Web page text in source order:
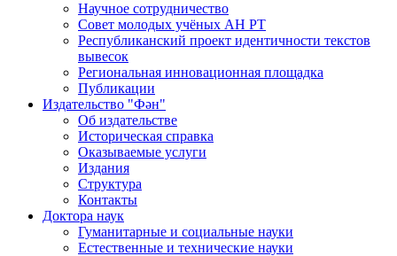
Научное сотрудничество
Совет молодых учёных АН РТ
Республиканский проект идентичности текстов
вывесок
Региональная инновационная площадка
Публикации
Издательство "Фән"
Об издательстве
Историческая справка
Оказываемые услуги
Издания
Структура
Контакты
Доктора наук
Гуманитарные и социальные науки
Естественные и технические науки